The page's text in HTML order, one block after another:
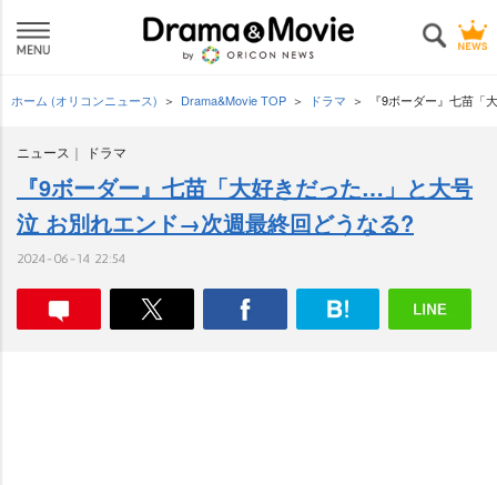
ホーム (オリコンニュース) Drama&Movie TOP ドラマ 『9ボーダー』七苗
ニュース ドラマ
『9ボーダー』七苗「大好きだった…」と大号
泣 お別れエンド→次週最終回どうなる?
2024-06-14 22:54